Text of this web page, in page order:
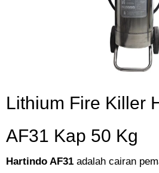
Lithium Fire Killer
AF31 Kap 50 Kg
Hartindo AF31 adalah cairan